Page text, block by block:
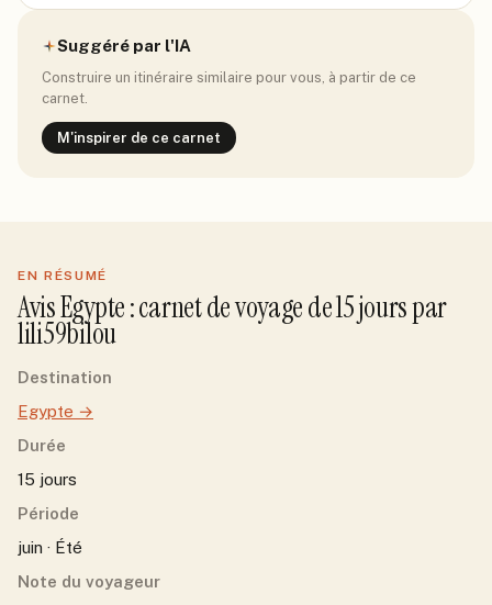
Suggéré par l'IA
Construire un itinéraire similaire pour vous, à partir de ce
carnet.
M'inspirer de ce carnet
EN RÉSUMÉ
AvisEgypte: carnet de voyage de15jourspar
lili59bilou
Destination
Egypte →
Durée
15 jours
Période
juin · Été
Note du voyageur